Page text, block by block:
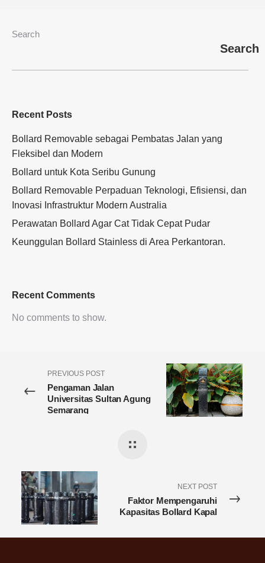
Search
Search
Recent Posts
Bollard Removable sebagai Pembatas Jalan yang
Fleksibel dan Modern
Bollard untuk Kota Seribu Gunung
Bollard Removable Perpaduan Teknologi, Efisiensi, dan
Inovasi Infrastruktur Modern Australia
Perawatan Bollard Agar Cat Tidak Cepat Pudar
Keunggulan Bollard Stainless di Area Perkantoran.
Recent Comments
No comments to show.
PREVIOUS POST
Pengaman Jalan
Universitas Sultan Agung
Semarang
NEXT POST
Faktor Mempengaruhi
Kapasitas Bollard Kapal